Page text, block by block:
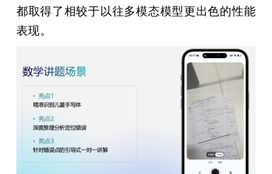
都取得了相较于以往多模态模型更出色的性能
表现。